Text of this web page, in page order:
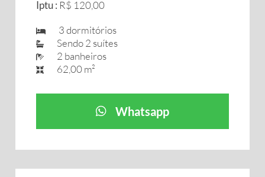
Iptu : R$ 120,00
3 dormitórios
Sendo 2 suítes
2 banheiros
62,00 m²
Whatsapp